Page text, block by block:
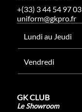
+(33) 3 44 54 97 03
uniform@gkpro.fr
Lundi au Jeudi
Vendredi
GK CLUB
Le Showroom